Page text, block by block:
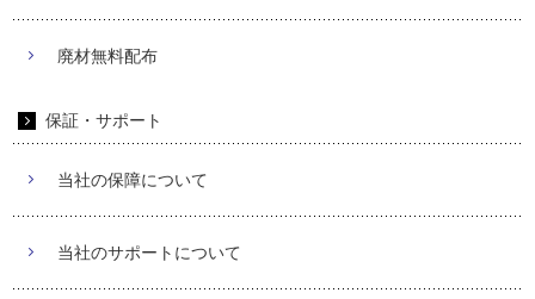
廃材無料配布
保証・サポート
当社の保障について
当社のサポートについて